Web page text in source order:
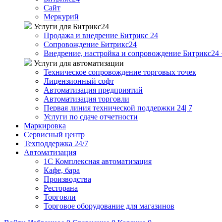
Сайт
Меркурий
Услуги для Битрикс24
Продажа и внедрение Битрикс 24
Сопровождение Битрикс24
Внедрение, настройка и сопровождение
Услуги для автоматизации
Техническое сопровождение торговых точек
Лицензионный софт
Автоматизация предприятий
Автоматизация торговли
Первая линия технической поддержки 24| 7
Услуги по сдаче отчетности
Маркировка
Сервисный центр
Техподдержка 24/7
Автоматизация
1C Комплексная автоматизация
Кафе, бара
Производства
Ресторана
Торговли
Торговое оборудование для магазинов